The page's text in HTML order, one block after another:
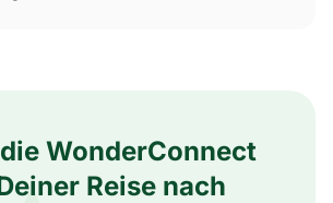
WonderConnect
Reise nach